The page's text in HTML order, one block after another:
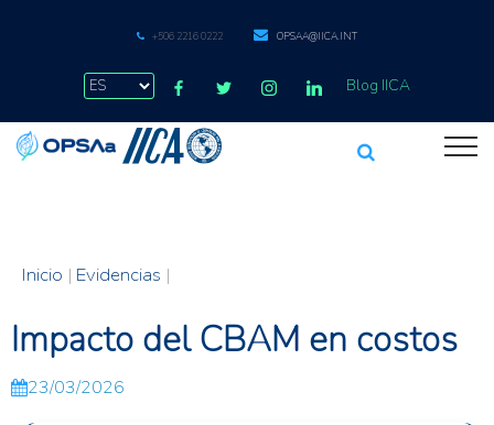
+506 2216 0222 OPSAA@IICA.INT
Blog IICA
Inicio | Evidencias |
Impacto del CBAM en costos
23/03/2026